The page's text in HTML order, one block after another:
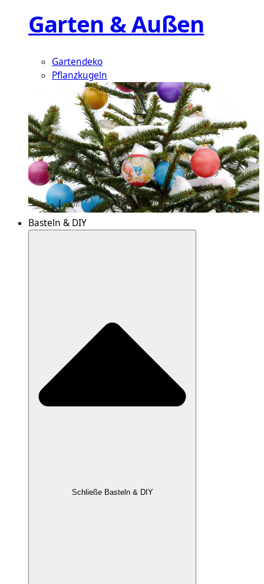
Garten & Außen
Gartendeko
Pflanzkugeln
Basteln & DIY
Schließe Basteln & DIY